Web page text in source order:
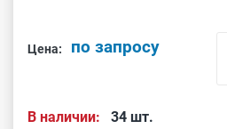
Цена: по запросу
В наличии:
34 шт.